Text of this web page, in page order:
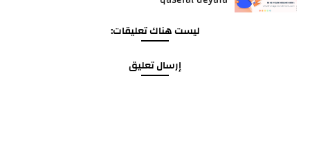
ليست هناك تعليقات:
إرسال تعليق